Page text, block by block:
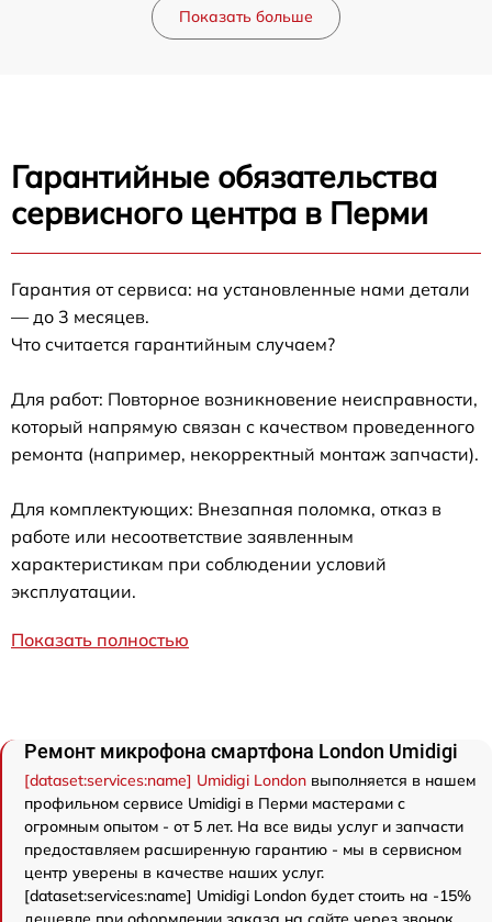
Показать больше
Гарантийные обязательства
сервисного центра в Перми
Гарантия от сервиса: на установленные нами детали
— до 3 месяцев.
Что считается гарантийным случаем?
Для работ: Повторное возникновение неисправности,
который напрямую связан с качеством проведенного
ремонта (например, некорректный монтаж запчасти).
Для комплектующих: Внезапная поломка, отказ в
работе или несоответствие заявленным
характеристикам при соблюдении условий
эксплуатации.
Показать полностью
Ремонт микрофона смартфона London Umidigi
[dataset:services:name] Umidigi London выполняется в нашем
профильном сервисе Umidigi в Перми мастерами с
огромным опытом - от 5 лет. На все виды услуг и запчасти
предоставляем расширенную гарантию - мы в сервисном
центр уверены в качестве наших услуг.
[dataset:services:name] Umidigi London будет стоить на -15%